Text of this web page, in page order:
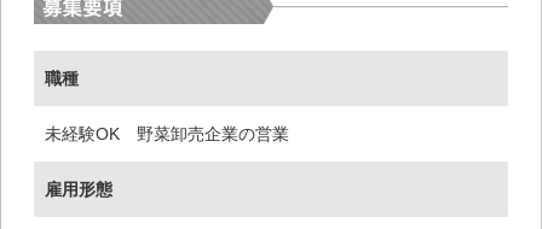
職種
未経験OK 野菜卸売企業の営業
雇用形態